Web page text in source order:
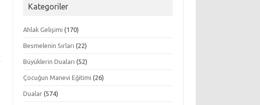
Kategoriler
Ahlak Gelişimi (170)
Besmelenin Sırları (22)
Büyüklerin Duaları (52)
Çocuğun Manevi Eğitimi (26)
Dualar (574)